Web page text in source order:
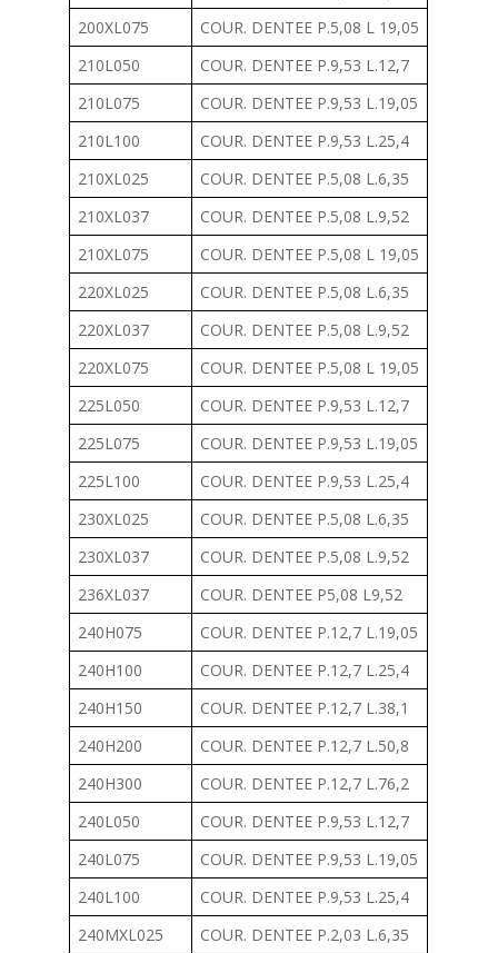
200XL075
COUR. DENTEE P.5,08 L 19,05
210L050
COUR. DENTEE P.9,53 L.12,7
210L075
COUR. DENTEE P.9,53 L.19,05
210L100
COUR. DENTEE P.9,53 L.25,4
210XL025
COUR. DENTEE P.5,08 L.6,35
210XL037
COUR. DENTEE P.5,08 L.9,52
210XL075
COUR. DENTEE P.5,08 L 19,05
220XL025
COUR. DENTEE P.5,08 L.6,35
220XL037
COUR. DENTEE P.5,08 L.9,52
220XL075
COUR. DENTEE P.5,08 L 19,05
225L050
COUR. DENTEE P.9,53 L.12,7
225L075
COUR. DENTEE P.9,53 L.19,05
225L100
COUR. DENTEE P.9,53 L.25,4
230XL025
COUR. DENTEE P.5,08 L.6,35
230XL037
COUR. DENTEE P.5,08 L.9,52
236XL037
COUR. DENTEE P5,08 L9,52
240H075
COUR. DENTEE P.12,7 L.19,05
240H100
COUR. DENTEE P.12,7 L.25,4
240H150
COUR. DENTEE P.12,7 L.38,1
240H200
COUR. DENTEE P.12,7 L.50,8
240H300
COUR. DENTEE P.12,7 L.76,2
240L050
COUR. DENTEE P.9,53 L.12,7
240L075
COUR. DENTEE P.9,53 L.19,05
240L100
COUR. DENTEE P.9,53 L.25,4
240MXL025
COUR. DENTEE P.2,03 L.6,35